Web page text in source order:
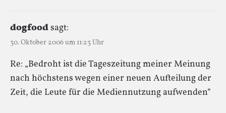
dogfoodsagt:
30. Oktober 2006 um 11:23 Uhr
Re: „Bedroht ist die Tageszeitung meiner Meinung
nach höchstens wegen einer neuen Aufteilung der
Zeit, die Leute für die Mediennutzung aufwenden“